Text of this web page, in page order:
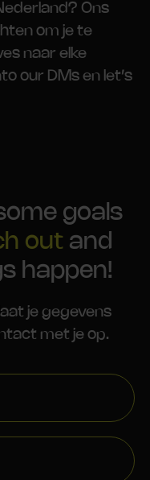
Ons
om je te
naar elke
our DMs en let’s
goals
out and
happen!
je gegevens
met je op.